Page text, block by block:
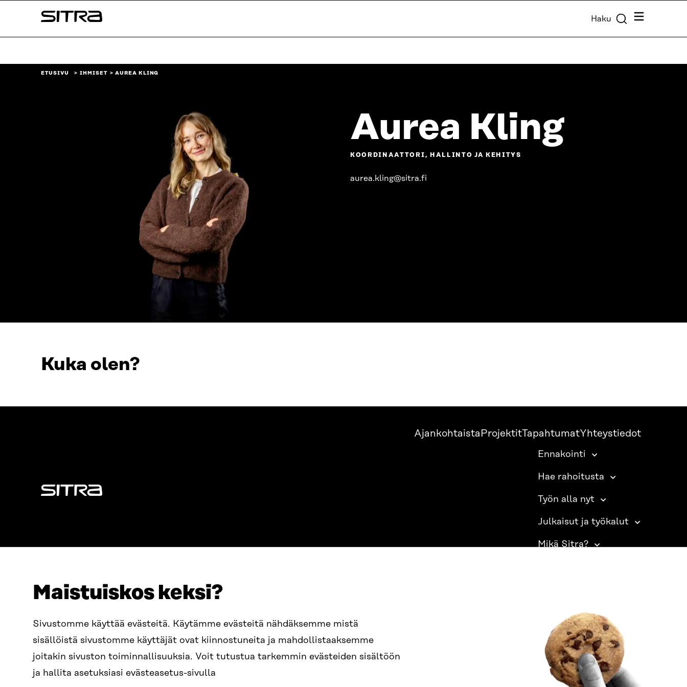
Maistuiskos keksi?
Sivustomme käyttää evästeitä. Käytämme evästeitä nähdäksemme mistä
sisällöistä sivustomme käyttäjät ovat kiinnostuneita ja mahdollistaaksemme
joitakin sivuston toiminnallisuuksia. Voit tutustua tarkemmin evästeiden sisältöön
ja hallita asetuksiasi evästeasetus-sivulla
sisältöön
Sitra Haku Valikko
ETUSIVU IHMISET AUREA KLING
Aurea Kling
KOORDINAATTORI, HALLINTO JA KEHITYS
aurea.kling@sitra.fi
Kuka olen?
Sitra
Ajankohtaista ProjektitTapahtumatYhteystiedot
Ennakointi
Hae rahoitusta
Työn alla nyt
Julkaisut ja työkalut
Mikä Sitra?
Itämerenkatu 11-13, PL 160,
00181 Helsinki
Saapumisohjeet
Y-TUNNUS
+358 294 618 991
SÄHKÖPOSTI
etunimi.sukunimi@sitra.fi
SITRA SOSIAALISESSA MEDIASSA